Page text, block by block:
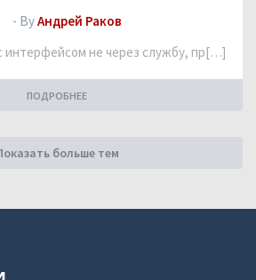
- ByАндрей Раков
интерфейсом не через службу, пр[…]
ПОДРОБНЕЕ
больше тем